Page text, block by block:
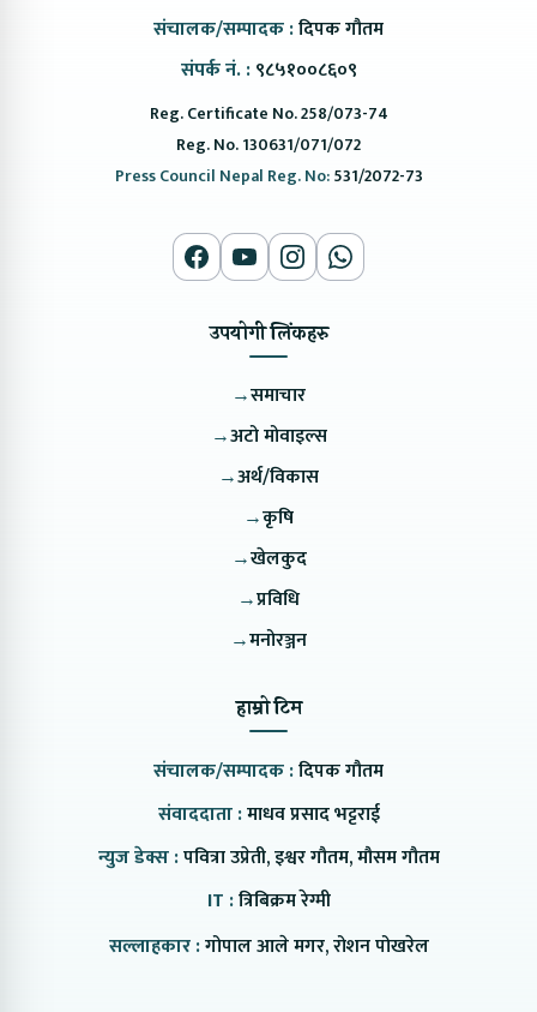
संचालक/सम्पादक :दिपक गौतम
संपर्क नं. : ९८५१००८६०९
Reg. Certificate No. 258/073-74
Reg. No. 130631/071/072
Press Council Nepal Reg. No:531/2072-73
उपयोगी लिंकहरु
→समाचार
→अटो मोवाइल्स
→अर्थ/विकास
→कृषि
→खेलकुद
→प्रविधि
→मनोरञ्जन
हाम्रो टिम
संचालक/सम्पादक :दिपक गौतम
संवाददाता :माधव प्रसाद भट्टराई
न्युज डेक्स :पवित्रा उप्रेती, इश्वर गौतम, मौसम गौतम
IT :त्रिबिक्रम रेग्मी
सल्लाहकार :गोपाल आले मगर, रोशन पोखरेल